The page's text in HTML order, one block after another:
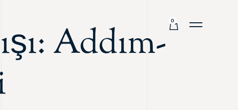
0
Addım-